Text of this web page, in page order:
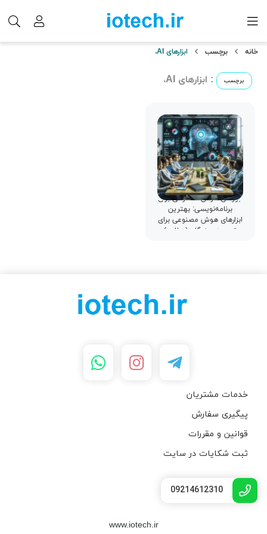
خانه برچسب ابزارهای AI،
برچسب : ابزارهای AI،
ابزارهای هوش مصنوعی برای
برنامه‌نویسی: بهترین
ابزارهای هوش مصنوعی برای
توسعه‌دهندگان (مطلب)
خدمات مشتریان
پیگیری سفارش
قوانین و مقررات
ثبت شکایات در سایت
09214612310
www.iotech.ir